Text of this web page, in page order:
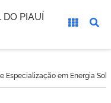
DO PIAUÍ
Especialização em Energia